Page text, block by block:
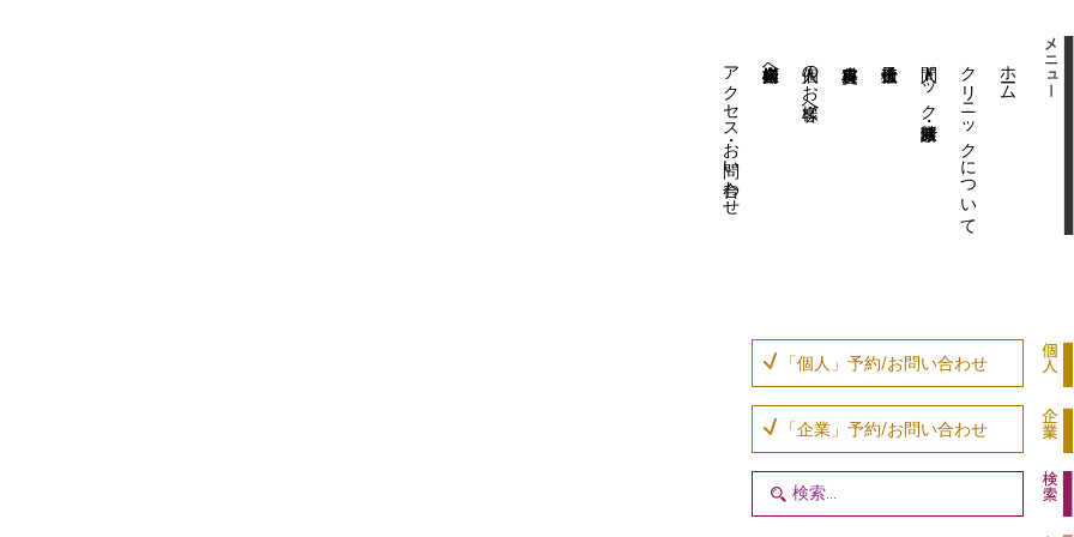
アクセス・お問い合わせ 企業内担当者様へ 個人のお客様へ 人間ドック・健康診断 クリニックについて ホーム
「個人」予約/お問い合わせ
「企業」予約/お問い合わせ